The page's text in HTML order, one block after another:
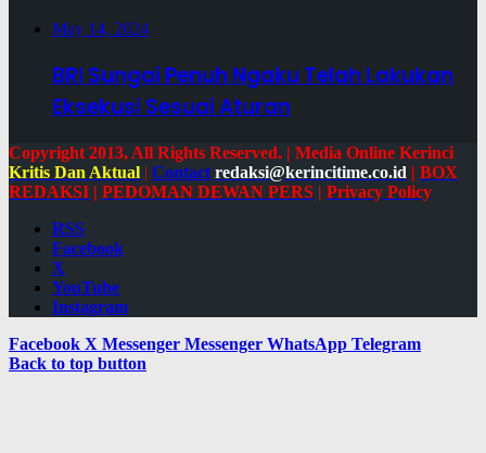
May 14, 2024
BRI Sungai Penuh Ngaku Telah Lakukan
Eksekusi Sesuai Aturan
Copyright 2013, All Rights Reserved. | Media Online Kerinci
Kritis Dan Aktual | Contact redaksi@kerincitime.co.id | BOX
REDAKSI | PEDOMAN DEWAN PERS | Privacy Policy
RSS
Facebook
X
YouTube
Instagram
Facebook X Messenger Messenger WhatsApp Telegram
Back to top button